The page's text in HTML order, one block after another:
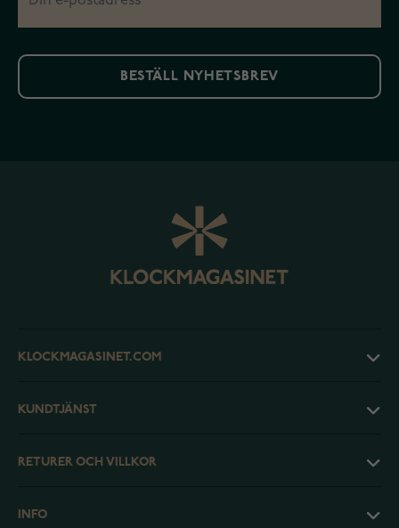
BESTÄLL NYHETSBREV
KLOCKMAGASINET.COM
KUNDTJÄNST
RETURER OCH VILLKOR
INFO